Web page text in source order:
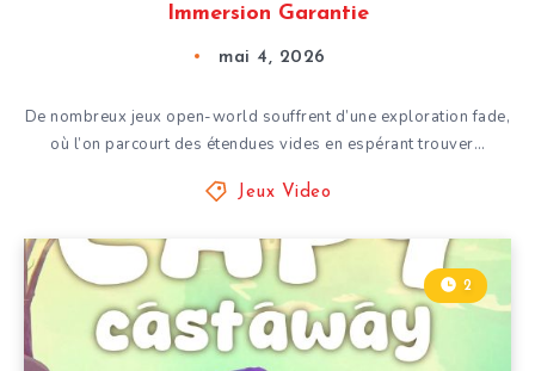
Immersion Garantie
mai 4, 2026
De nombreux jeux open-world souffrent d’une exploration fade,
où l’on parcourt des étendues vides en espérant trouver…
Jeux Video
2